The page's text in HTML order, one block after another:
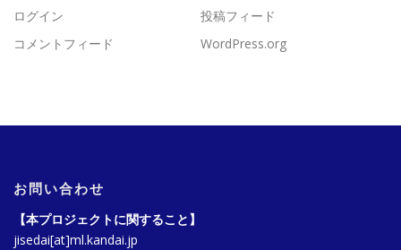
ログイン
投稿フィード
コメントフィード
WordPress.org
お問い合わせ
【本プロジェクトに関すること】
jisedai[at]ml.kandai.jp